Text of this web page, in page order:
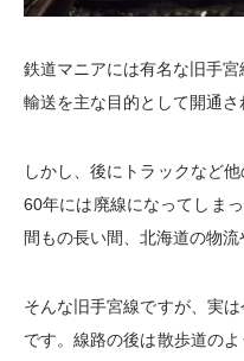
鉄道マニアには有名な旧手
輸送を主な目的として開通さ
しかし、後にトラックなど
60年には廃線になってしま
間もの長い間、北海道の物流
そんな旧手宮線ですが、実
です。線路の後は散歩道の